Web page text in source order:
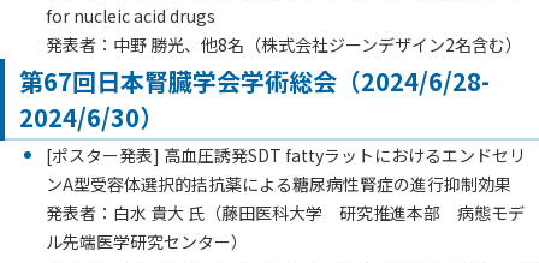
for nucleic acid drugs
発表者：中野 勝光、他8名（株式会社ジーンデザイン2名含む）
第67回日本腎臓学会学術総会（2024/6/28-
2024/6/30）
[ポスター発表] 高血圧誘発SDT fattyラットにおけるエンドセリ
ンA型受容体選択的拮抗薬による糖尿病性腎症の進行抑制効果
発表者：白水 貴大 氏（藤田医科大学 研究推進本部 病態モデ
ル先端医学研究センター）